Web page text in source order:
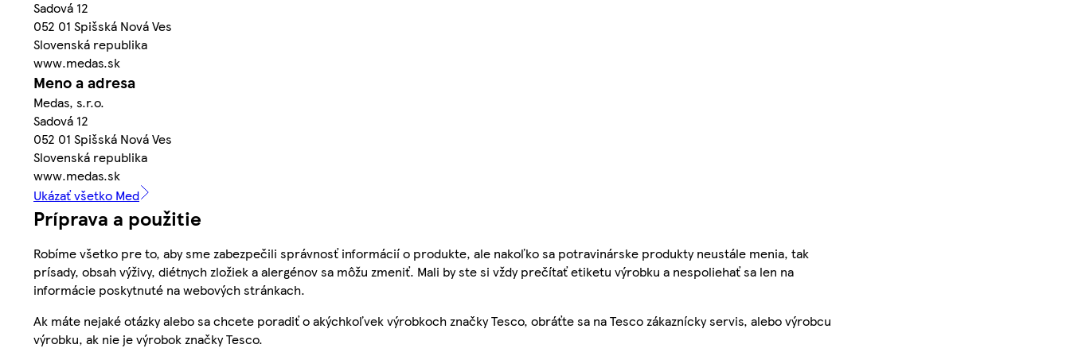
Sadová 12
052 01 Spišská Nová Ves
Slovenská republika
www.medas.sk
Meno a adresa
Medas, s.r.o.
Sadová 12
052 01 Spišská Nová Ves
Slovenská republika
www.medas.sk
Ukázať všetko Med
Príprava a použitie
Robíme všetko pre to, aby sme zabezpečili správnosť informácií o produkte, ale nakoľko sa potravinárske produkty neustále menia, tak
prísady, obsah výživy, diétnych zložiek a alergénov sa môžu zmeniť. Mali by ste si vždy prečítať etiketu výrobku a nespoliehať sa len na
informácie poskytnuté na webových stránkach.
Ak máte nejaké otázky alebo sa chcete poradiť o akýchkoľvek výrobkoch značky Tesco, obráťte sa na Tesco zákaznícky servis, alebo výrobcu
výrobku, ak nie je výrobok značky Tesco.